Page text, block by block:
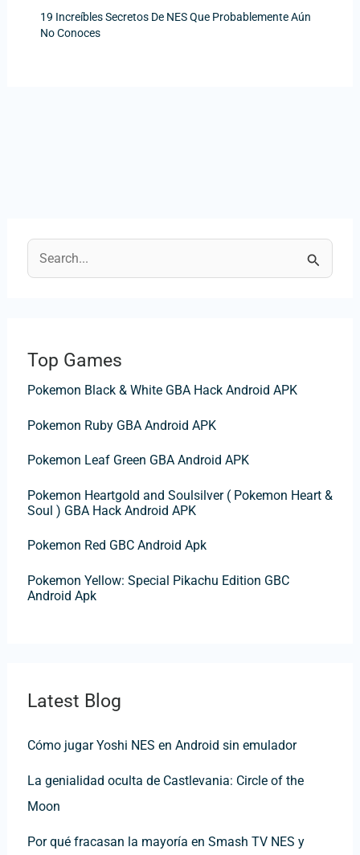
a
r
p
r
:
Top Games
Pokemon Black & White GBA Hack Android APK
Pokemon Ruby GBA Android APK
Pokemon Leaf Green GBA Android APK
Pokemon Heartgold and Soulsilver ( Pokemon Heart &
Soul ) GBA Hack Android APK
Pokemon Red GBC Android Apk
Pokemon Yellow: Special Pikachu Edition GBC
Android Apk
Latest Blog
Cómo jugar Yoshi NES en Android sin emulador
La genialidad oculta de Castlevania: Circle of the
Moon
Por qué fracasan la mayoría en Smash TV NES y
19 Increíbles Secretos De NES Que Probablemente Aún
No Conoces